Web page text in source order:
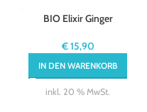
BIO Elixir Ginger
€15,90
IN DEN WARENKORB
inkl. 20 % MwSt.